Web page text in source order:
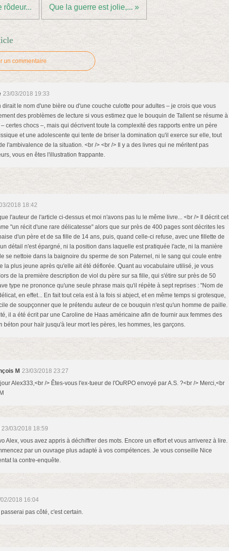
rôdeur... Que la guerre est jolie,... »
un commentaire
23/03/2018 19:33
dirait le nom d'une bière ou d'une couche culotte pour adultes – je crois que vous
des problèmes de lecture si vous estimez que le bouquin de Tallent se résume à
certes chocs –, mais qui décrivent toute la complexité des rapports entre un père
et une adolescente qui tente de briser la domination qu'il exerce sur elle, tout
l'ambivalence de la situation. <br /> <br /> Il y a des livres qui ne méritent pas
vous en êtes l'illustration frappante.
2018 18:42
l'auteur de l'article ci-dessus et moi n'avons pas lu le même livre... <br /> Il décrit cet
"un récit d'une rare délicatesse" alors que sur près de 400 pages sont décrites les
d'un père et de sa fille de 14 ans, puis, quand celle-ci refuse, avec une fillette de
détail n'est épargné, ni la position dans laquelle est pratiquée l'acte, ni la manière
se nettoie dans la baignoire du sperme de son Paternel, ni le sang qui coule entre
la plus jeune après qu'elle ait été déflorée. Quant au vocabulaire utilisé, je vous
de la première description de viol du père sur sa fille, qui s'étire sur près de 50
type ne prononce qu'une seule phrase mais qu'il répète à sept reprises : "Nom de
en effet... En fait tout cela est à la fois si abject, et en même temps si grotesque,
de soupçonner que le prétendu auteur de ce bouquin n'est qu'un homme de paille.
il a été écrit par une Caroline de Haas américaine afin de fournir aux femmes des
béton pour haïr jusqu'à leur mort les pères, les hommes, les garçons.
M 23/03/2018 23:27
Alex333,<br /> Êtes-vous l'ex-tueur de l'OuRPO envoyé par A.S. ?<br /> Merci,<br
23/03/2018 18:59
Alex, vous avez appris à déchiffrer des mots. Encore un effort et vous arriverez à lire.
par un ouvrage plus adapté à vos compétences. Je vous conseille Nice
la contre-enquête.
2018 16:04
pas côté, c'est certain.